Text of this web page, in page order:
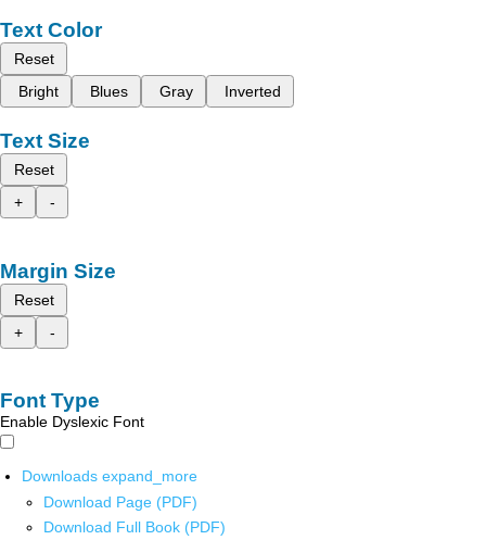
Text Color
Reset
Bright
Blues Gray Inverted
Text Size
Reset
+
-
Margin Size
Reset
+
-
Font Type
Enable Dyslexic Font
Downloads expand_more
Download Page (PDF)
Download Full Book (PDF)